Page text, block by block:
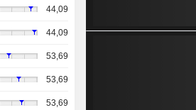
44,09
44,09
53,69
53,69
53,69